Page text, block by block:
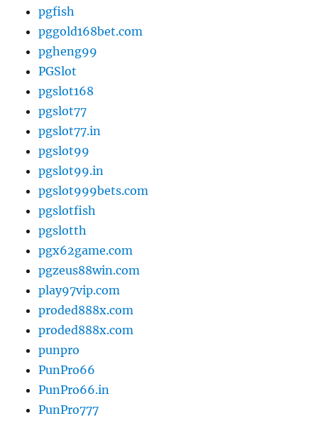
pgfish
pggold168bet.com
pgheng99
PGSlot
pgslot168
pgslot77
pgslot77.in
pgslot99
pgslot99.in
pgslot999bets.com
pgslotfish
pgslotth
pgx62game.com
pgzeus88win.com
play97vip.com
proded888x.com
proded888x.com
punpro
PunPro66
PunPro66.in
PunPro777